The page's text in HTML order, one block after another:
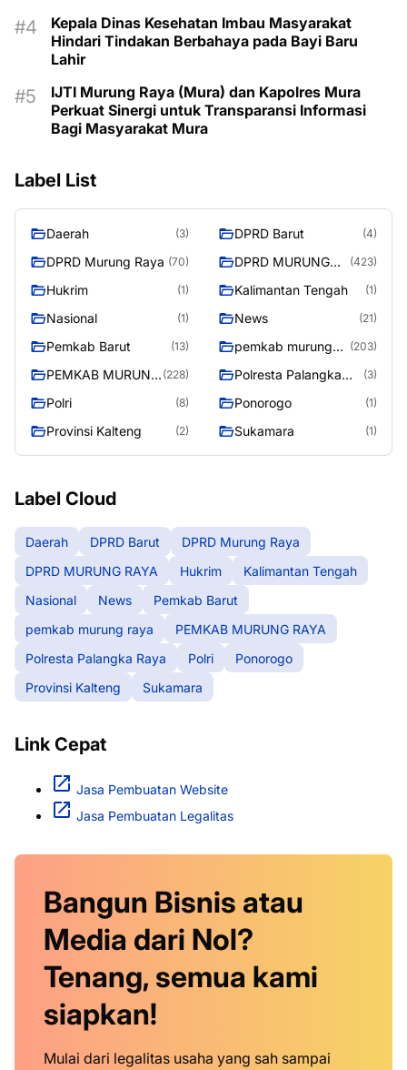
Kepala Dinas Kesehatan Imbau Masyarakat
Hindari Tindakan Berbahaya pada Bayi Baru
Lahir
IJTI Murung Raya (Mura) dan Kapolres Mura
Perkuat Sinergi untuk Transparansi Informasi
Bagi Masyarakat Mura
Label List
Daerah (3) DPRD Barut (4)
DPRD Murung Raya (70)
DPRD MURUNG
(423)
Hukrim (1) Kalimantan Tengah (1)
Nasional (1) News (21)
Pemkab Barut (13)
pemkab murung
(203)
PEMKAB MURUNG (228)
Polresta Palangka
(3)
Polri (8) Ponorogo (1)
Provinsi Kalteng (2) Sukamara (1)
Label Cloud
Daerah DPRD Barut
DPRD Murung Raya
DPRD MURUNG RAYA
Hukrim
Kalimantan Tengah
Nasional
News
Pemkab Barut
pemkab murung raya
PEMKAB MURUNG RAYA
Polresta Palangka Raya
Polri
Ponorogo
Provinsi Kalteng
Sukamara
Link Cepat
Jasa Pembuatan Website
Jasa Pembuatan Legalitas
Bangun Bisnis atau
Media dari Nol?
Tenang, semua kami
siapkan!
Mulai dari legalitas usaha yang sah sampai